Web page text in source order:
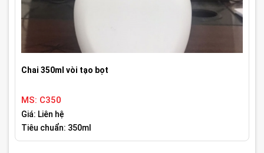
Chai 350ml vòi tạo bọt
MS: C350
Giá: Liên hệ
Tiêu chuẩn: 350ml